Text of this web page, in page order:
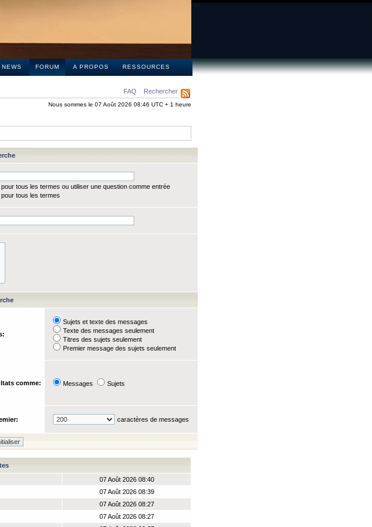
NEWS FORUM A PROPOS RESSOURCES
FAQ Rechercher
Nous sommes le 07 Août 2026 08:46 UTC + 1 heure
tous les termes ou utiliser une question comme entrée
tous les termes
Sujets et texte des messages
Texte des messages seulement
Titres des sujets seulement
Premier message des sujets seulement
comme: Messages Sujets
caractères de messages
07 Août 2026 08:40
07 Août 2026 08:39
07 Août 2026 08:27
07 Août 2026 08:27